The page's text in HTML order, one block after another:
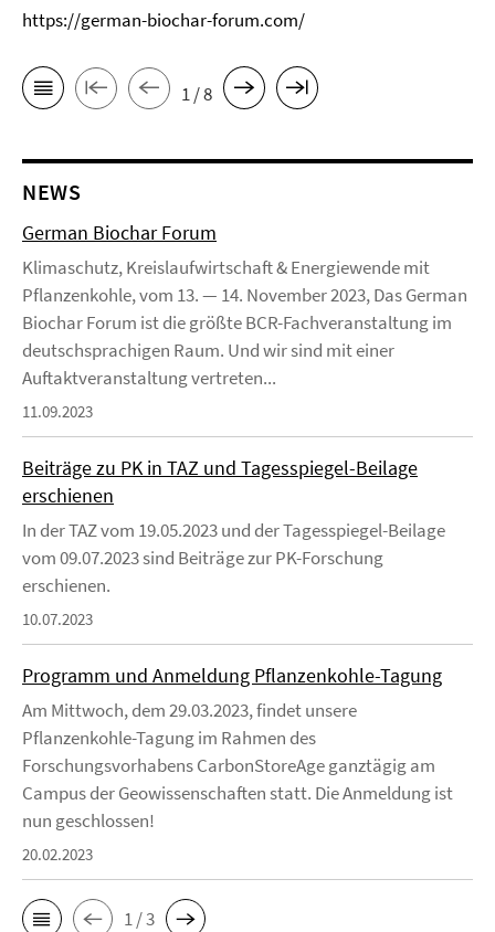
https://german-biochar-forum.com/
1 / 8
NEWS
German Biochar Forum
Klimaschutz, Kreislaufwirtschaft & Energiewende mit
Pflanzenkohle, vom 13. — 14. November 2023, Das German
Biochar Forum ist die größte BCR-Fachveranstaltung im
deutschsprachigen Raum. Und wir sind mit einer
Auftaktveranstaltung vertreten...
11.09.2023
Beiträge zu PK in TAZ und Tagesspiegel-Beilage
erschienen
In der TAZ vom 19.05.2023 und der Tagesspiegel-Beilage
vom 09.07.2023 sind Beiträge zur PK-Forschung
erschienen.
10.07.2023
Programm und Anmeldung Pflanzenkohle-Tagung
Am Mittwoch, dem 29.03.2023, findet unsere
Pflanzenkohle-Tagung im Rahmen des
Forschungsvorhabens CarbonStoreAge ganztägig am
Campus der Geowissenschaften statt. Die Anmeldung ist
nun geschlossen!
20.02.2023
1 / 3